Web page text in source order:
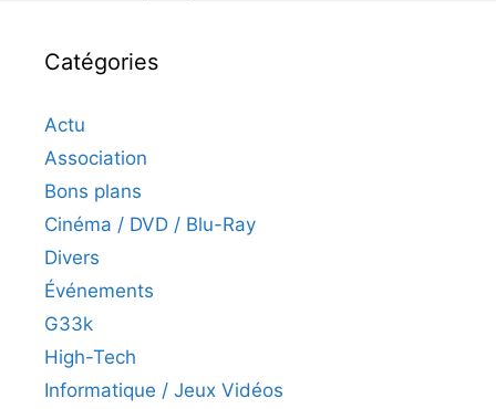
Catégories
Actu
Association
Bons plans
Cinéma / DVD / Blu-Ray
Divers
Événements
G33k
High-Tech
Informatique / Jeux Vidéos